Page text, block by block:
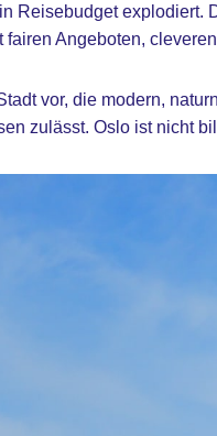
Reisebudget explodiert.
fairen Angeboten,
vor, die modern,
zulässt. Oslo ist nicht